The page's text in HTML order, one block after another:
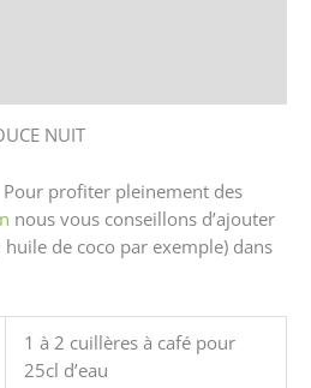
NUIT
profiter pleinement des
nous vous conseillons d’ajouter
de coco par exemple) dans
1 à 2 cuillères à café pour
25cl d’eau